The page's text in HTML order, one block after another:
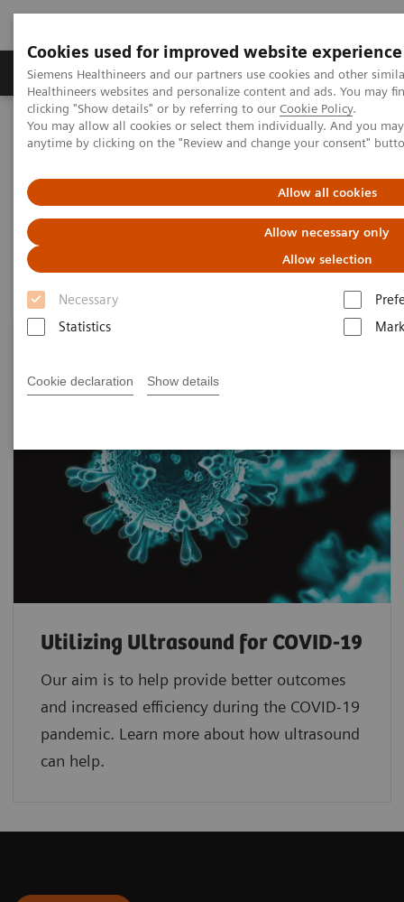
Cookies used for improved website experience
Siemens Healthineers and our partners use cookies and other
Healthineers websites and personalize content and ads. You may
clicking "Show details" or by referring to our Cookie Policy.
You may allow all cookies or select them individually. And you
anytime by clicking on the "Review and change your consent"
Allow all cookies
Allow necessary only
Allow selection
Necessary
Statistics
Cookie declaration Show details
Produkter og løsninger Support og
Hjem
Produkter og løsninger innen bildediagnostikk
Ultrasound Machines
COVID-19 Updates
COVID-19 Updates
Utilizing Ultrasound for COVID-19
Our aim is to help provide better outcomes
and increased efficiency during the COVID-19
pandemic. Learn more about how ultrasound
can help.